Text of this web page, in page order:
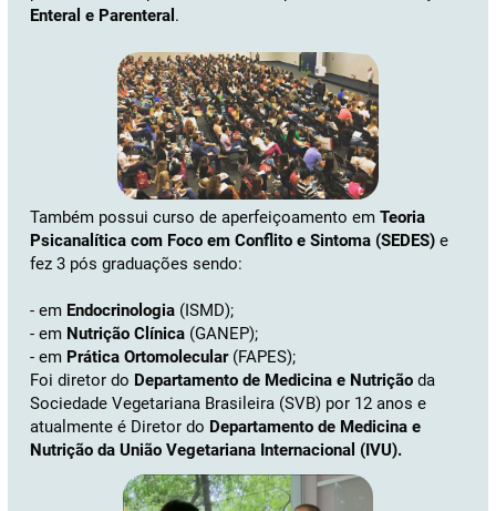
Enteral e Parenteral .
Também possui curso de aperfeiçoamento em Teoria
Psicanalítica com Foco em Conflito e Sintoma (SEDES) e
fez 3 pós graduações sendo:
- em Endocrinologia (ISMD);
- em Nutrição Clínica (GANEP);
- em Prática Ortomolecular(FAPES);
Foi diretor do Departamento de Medicina e Nutrição da
Sociedade Vegetariana Brasileira (SVB) por 12 anos e
atualmente é Diretor do Departamento de Medicina e
Nutrição da União Vegetariana Internacional (IVU).